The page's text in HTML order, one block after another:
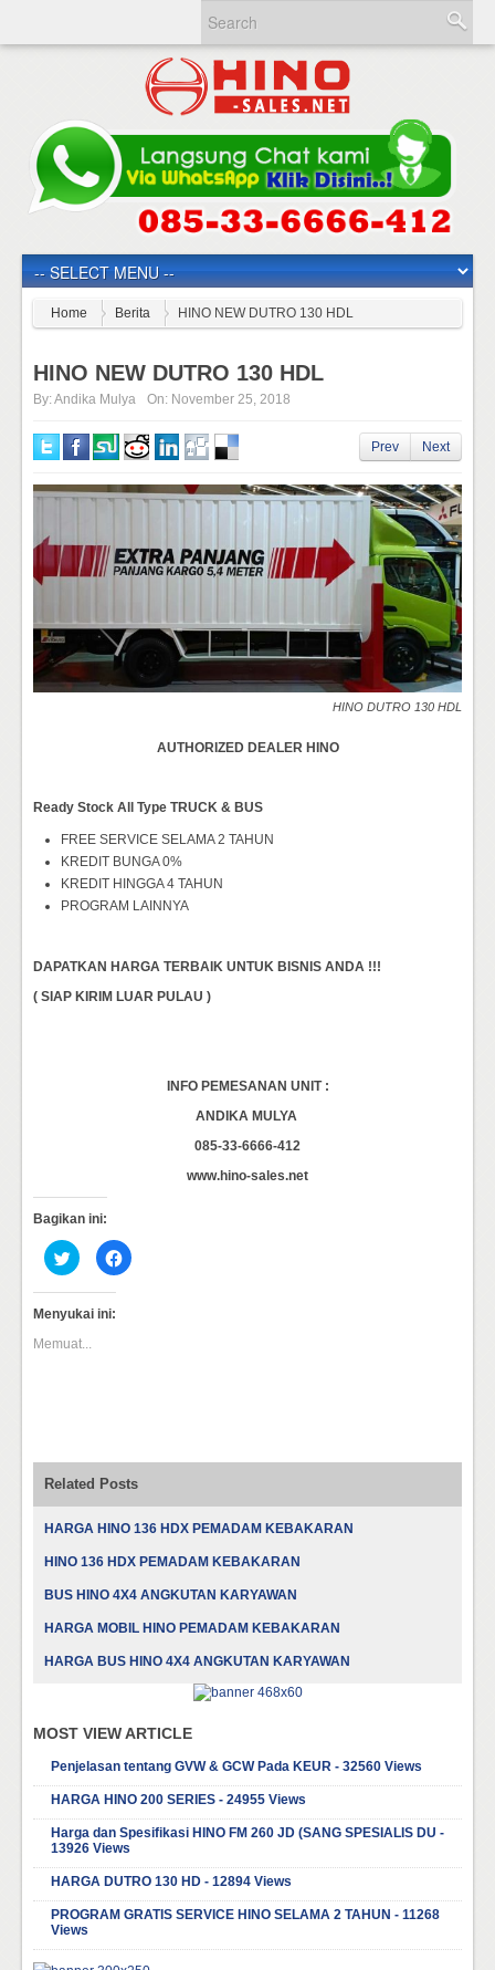
Home Berita HINO NEW DUTRO 130 HDL
HINO NEW DUTRO 130 HDL
By:Andika Mulya On: November 25, 2018
Prev Next
HINO DUTRO 130 HDL
AUTHORIZED DEALER HINO
Ready Stock All Type TRUCK & BUS
FREE SERVICE SELAMA 2 TAHUN
KREDIT BUNGA 0%
KREDIT HINGGA 4 TAHUN
PROGRAM LAINNYA
DAPATKAN HARGA TERBAIK UNTUK BISNIS ANDA !!!
( SIAP KIRIM LUAR PULAU )
INFO PEMESANAN UNIT :
ANDIKA MULYA
085-33-6666-412
www.hino-sales.net
Bagikan ini:
Klik
untuk
berbagi
pada
Twitter(Membuka
di
yang
Klik
untuk
Menyukai ini:
Memuat...
Related Posts
HARGA HINO 136 HDX PEMADAM KEBAKARAN
HINO 136 HDX PEMADAM KEBAKARAN
BUS HINO 4X4 ANGKUTAN KARYAWAN
HARGA MOBIL HINO PEMADAM KEBAKARAN
HARGA BUS HINO 4X4 ANGKUTAN KARYAWAN
MOST VIEW ARTICLE
Penjelasan tentang GVW & GCW Pada KEUR - 32560 Views
HARGA HINO 200 SERIES - 24955 Views
Harga dan Spesifikasi HINO FM 260 JD (SANG SPESIALIS DU -
13926 Views
HARGA DUTRO 130 HD - 12894 Views
PROGRAM GRATIS SERVICE HINO SELAMA 2 TAHUN - 11268
Views